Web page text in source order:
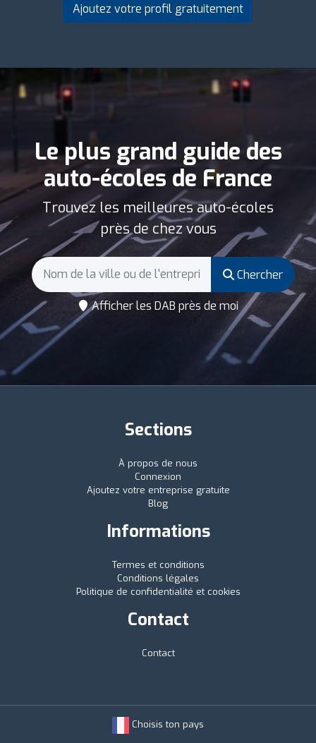
Ajoutez votre profil gratuitement
Le plus grand guide des
auto-écoles de France
Trouvez les meilleures auto-écoles
près de chez vous
Chercher
Afficher les DAB près de moi
Sections
À propos de nous
Connexion
Ajoutez votre entreprise gratuite
Blog
Informations
Termes et conditions
Conditions légales
Politique de confidentialité et cookies
Contact
Contact
Choisis ton pays